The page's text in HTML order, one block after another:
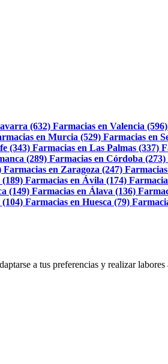
(632) Farmacias en Valencia (596)
en Murcia (529) Farmacias en
(343) Farmacias en Las Palmas (337)
(289) Farmacias en Córdoba (273)
Farmacias en Zaragoza (247)
Farmacias en Ávila (174)
(149) Farmacias en Álava (136)
Farmacias en Huesca (79)
a tus preferencias y realizar